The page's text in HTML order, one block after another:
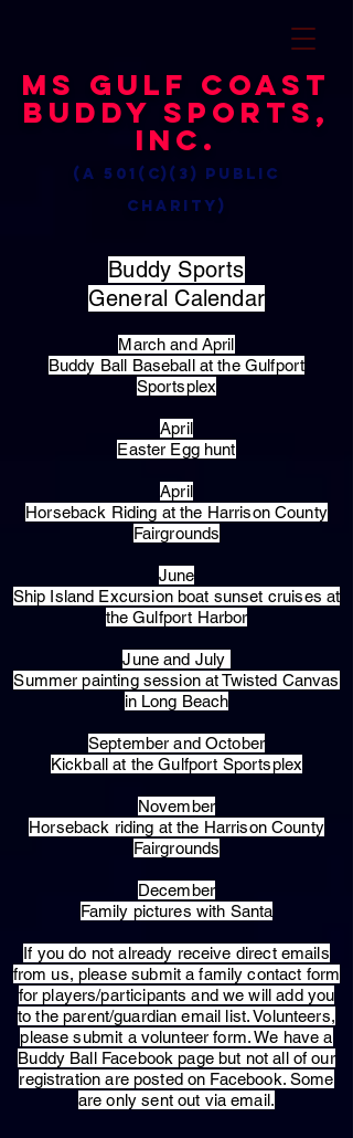
MS Gulf Coast
Buddy Sports,
Inc.
(a 501(c)(3) public
charity)
Buddy Sports
General Calendar
March and April
Buddy Ball Baseball at the Gulfport
Sportsplex
April
Easter Egg hunt
April
Horseback Riding at the Harrison County
Fairgrounds
June
Ship Island Excursion boat sunset cruises at
the Gulfport Harbor
June and July
Summer painting session at Twisted Canvas
in Long Beach
September and October
Kickball at the Gulfport Sportsplex
November
Horseback riding at the Harrison County
Fairgrounds
December
Family pictures with Santa
​If you do not already receive direct emails
from us, please submit a family contact form
for players/participants and we will add you
to the parent/guardian email list. Volunteers,
please submit a volunteer form. We have a
Buddy Ball Facebook page but not all of our
registration are posted on Facebook. Some
are only sent out via email.